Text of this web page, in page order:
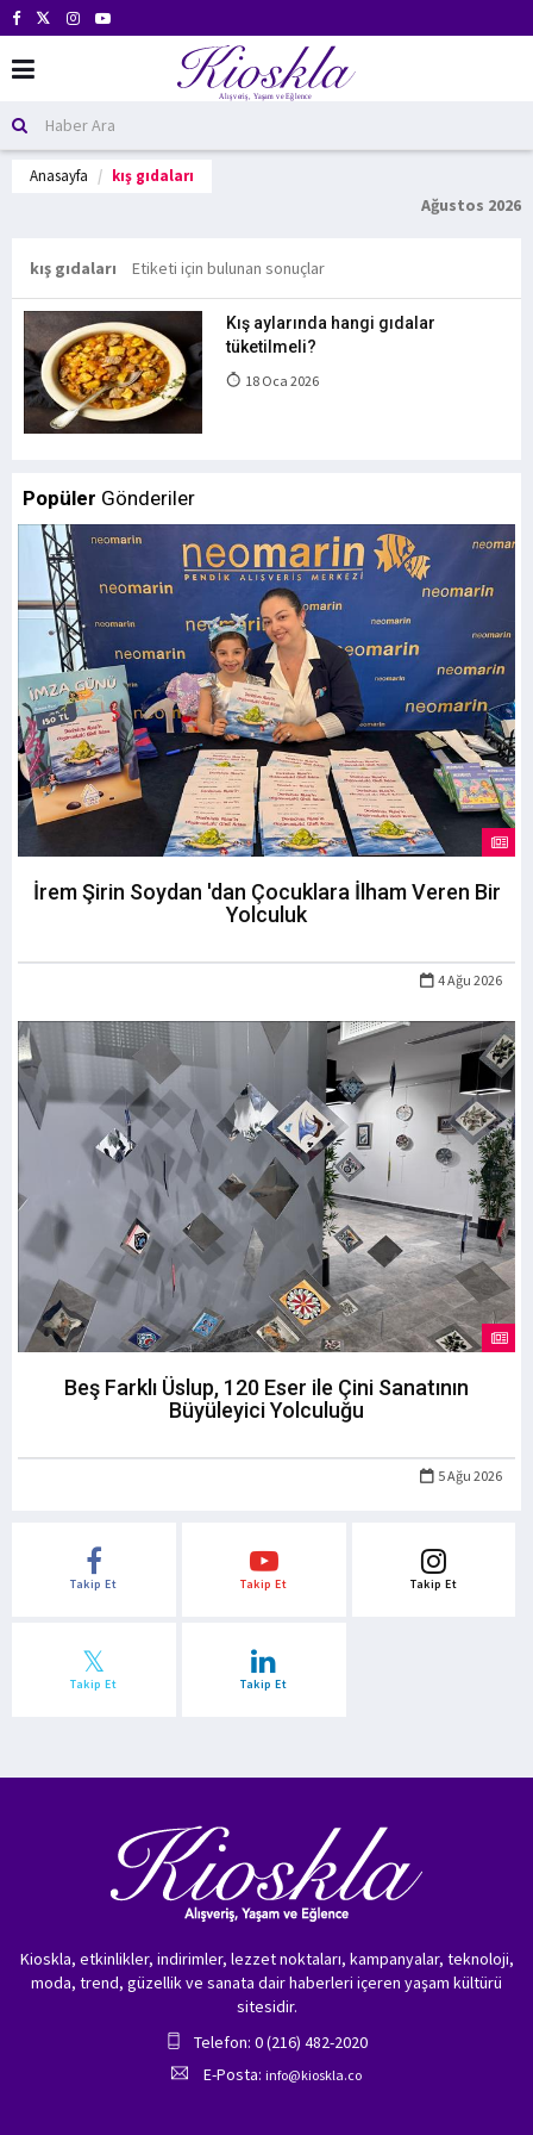
Anasayfa kış gıdaları
Ağustos 2026
kış gıdaları Etiketi için bulunan sonuçlar
Kış aylarında hangi gıdalar
tüketilmeli?
18 Oca 2026
Popüler Gönderiler
İrem Şirin Soydan 'dan Çocuklara İlham Veren Bir
Yolculuk
4 Ağu 2026
Beş Farklı Üslup, 120 Eser ile Çini Sanatının
Büyüleyici Yolculuğu
5 Ağu 2026
Takip Et Takip Et Takip Et
Takip Et Takip Et
Kioskla, etkinlikler, indirimler, lezzet noktaları, kampanyalar, teknoloji,
moda, trend, güzellik ve sanata dair haberleri içeren yaşam kültürü
sitesidir.
Telefon: 0 (216) 482-2020
E-Posta: info@kioskla.co